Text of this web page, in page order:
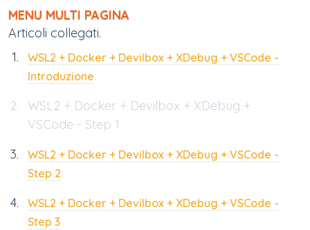
MENU MULTI PAGINA
Articoli collegati.
WSL2 + Docker + Devilbox + XDebug + VSCode -
Introduzione
WSL2 + Docker + Devilbox + XDebug +
VSCode - Step 1
WSL2 + Docker + Devilbox + XDebug + VSCode -
Step 2
WSL2 + Docker + Devilbox + XDebug + VSCode -
Step 3